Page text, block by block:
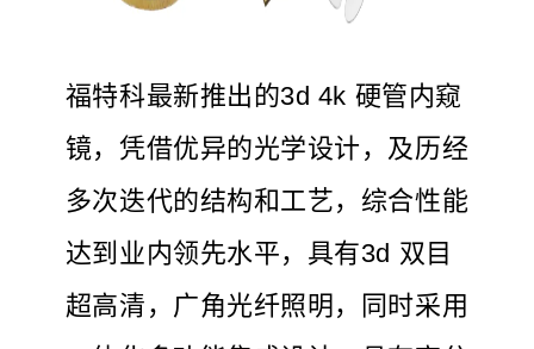
福特科最新推出的3d 4k 硬管内窥
镜，凭借优异的光学设计，及历经
多次迭代的结构和工艺，综合性能
达到业内领先水平，具有3d 双目
超高清，广角光纤照明，同时采用